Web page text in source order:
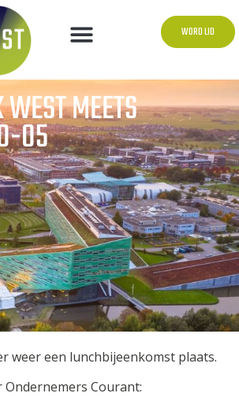
WORD LID
MEETS
05
weer een lunchbijeenkomst plaats.
Courant: